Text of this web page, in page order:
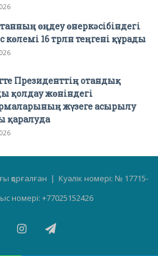
өңдеу өнеркәсібіндегі
көлемі 16 трлн теңгені құрады
Президенттің отандық
қолдау жөніндегі
жүзеге асырылу
қаралуда
қорғалған | Куәлік номері: № 17715-
номері: +77025152426
InstagramTelegram